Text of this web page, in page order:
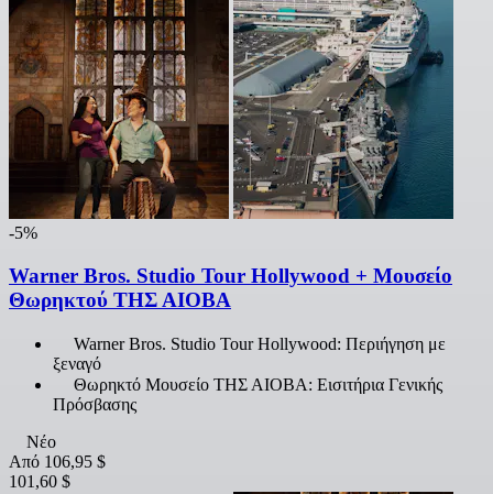
-5%
Warner Bros. Studio Tour Hollywood + Μουσείο
Θωρηκτού ΤΗΣ ΑΙΟΒΑ
Warner Bros. Studio Tour Hollywood: Περιήγηση με
ξεναγό
Θωρηκτό Μουσείο ΤΗΣ ΑΙΟΒΑ: Εισιτήρια Γενικής
Πρόσβασης
Νέο
Από 106,95 $
101,60 $